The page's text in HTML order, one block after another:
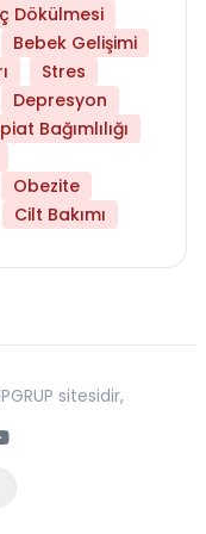
Dökülmesi
Bebek Gelişimi
Stres
Depresyon
Bağımlılığı
Obezite
Cilt Bakımı
sitesidir,